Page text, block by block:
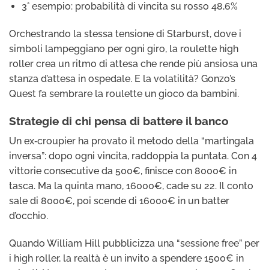
3° esempio: probabilità di vincita su rosso 48,6%
Orchestrando la stessa tensione di Starburst, dove i
simboli lampeggiano per ogni giro, la roulette high
roller crea un ritmo di attesa che rende più ansiosa una
stanza d’attesa in ospedale. E la volatilità? Gonzo’s
Quest fa sembrare la roulette un gioco da bambini.
Strategie di chi pensa di battere il banco
Un ex‑croupier ha provato il metodo della “martingala
inversa”: dopo ogni vincita, raddoppia la puntata. Con 4
vittorie consecutive da 500€, finisce con 8000€ in
tasca. Ma la quinta mano, 16000€, cade su 22. Il conto
sale di 8000€, poi scende di 16000€ in un batter
d’occhio.
Quando William Hill pubblicizza una “sessione free” per
i high roller, la realtà è un invito a spendere 1500€ in